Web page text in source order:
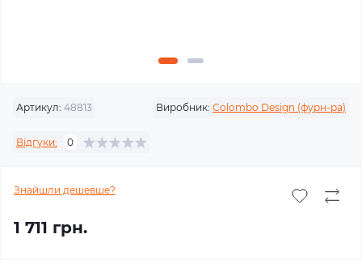
Артикул: 48813 Виробник: Colombo Design (фурн-ра)
Відгуки: 0
Знайшли дешевше?
1 711 грн.